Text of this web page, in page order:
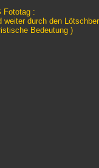
Fototag :
durch den
Bedeutung )